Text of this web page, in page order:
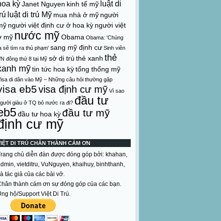
kỳJanet Nguyen kinh tế mỹ luật di
luật di trú Mỹ mua nhà ở mỹ người
người việt định cư ở hoa kỳ người việt
mỹ nước mỹObama Obama: 'Chúng
sẽ tìm ra thủ phạm' sang mỹ định cư Sinh viên
đông thứ 8 tại Mỹ sở di trú thẻ xanh thẻ
mỹtin tức hoa kỳtổng thống mỹ
di dân vào Mỹ – Những câu hỏi thường gặp
eb5visa định cư mỹ Vì sao
giàu ở TQ bỏ nước ra đi? đầu tư
đầu tư hoa kỳđầu tư mỹ
cư mỹ
DI TRÚ CHÂN THÀNH CẢM ƠN
chủ diễn đàn được đóng góp bởi: khahan,
vietditru, VuNguyen, khaihuy, binhthanh,
tác giả của các bài vở.
thành cám ơn sự đóng góp của các bạn.
hộ/Support Việt Di Trú.